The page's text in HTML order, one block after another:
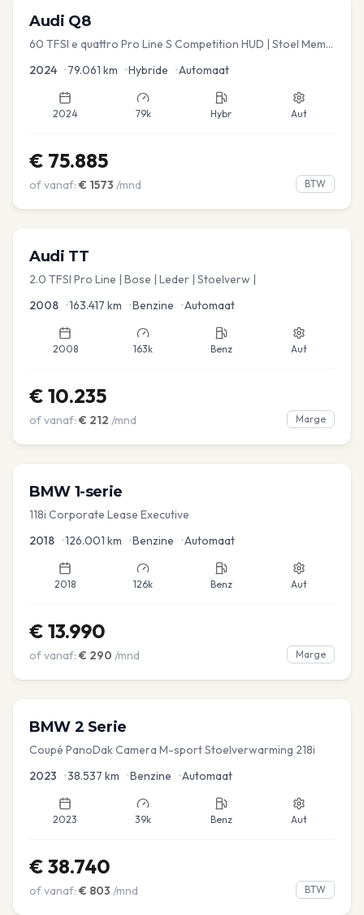
Audi Q8
60 TFSI e quattro Pro Line S Competition HUD | Stoel Mem. |
2024 •79.061 km •Hybride •Automaat
2024 79k Hybr Aut
€ 75.885
of vanaf: € 1573 /mnd BTW
Audi TT
2.0 TFSI Pro Line | Bose | Leder | Stoelverw |
2008 •163.417 km •Benzine •Automaat
2008 163k Benz Aut
€ 10.235
of vanaf: € 212 /mnd Marge
BMW 1-serie
118i Corporate Lease Executive
2018 •126.001 km •Benzine •Automaat
2018 126k Benz Aut
€ 13.990
of vanaf: € 290 /mnd Marge
BMW 2 Serie
Coupé PanoDak Camera M-sport Stoelverwarming 218i
2023 •38.537 km •Benzine •Automaat
2023 39k Benz Aut
€ 38.740
of vanaf: € 803 /mnd BTW